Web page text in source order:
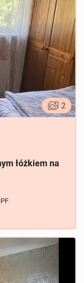
2
łóżkiem na